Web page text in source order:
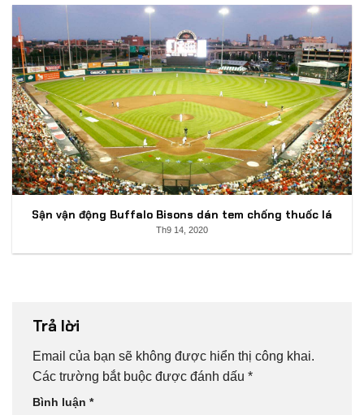
Sận vận động Buffalo Bisons dán tem chống thuốc lá
Th9 14, 2020
Trả lời
Email của bạn sẽ không được hiển thị công khai.
Các trường bắt buộc được đánh dấu *
Bình luận *